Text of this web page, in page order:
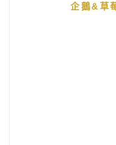
企鵝&草